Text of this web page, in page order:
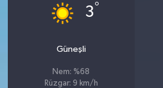
3°
Güneşli
Nem: %68
Rüzgar: 9 km/h